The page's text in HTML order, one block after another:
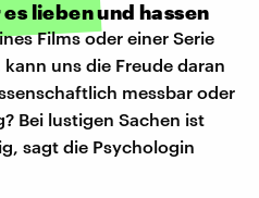
lieben und hassen
Films oder einer Serie
uns die Freude daran
messbar oder
Bei lustigen Sachen ist
sagt die Psychologin